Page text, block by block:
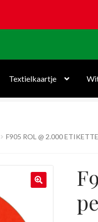
Textielkaartje
F905 ROL @ 2.000